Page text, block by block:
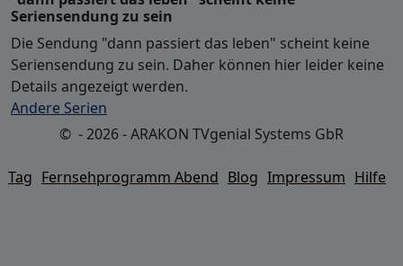
Seriensendung zu sein
Die Sendung "dann passiert das leben" scheint keine
Seriensendung zu sein. Daher können hier leider keine
Details angezeigt werden.
Andere Serien
© - 2026 - ARAKON TVgenial Systems GbR
Tag Fernsehprogramm Abend Blog Impressum Hilfe